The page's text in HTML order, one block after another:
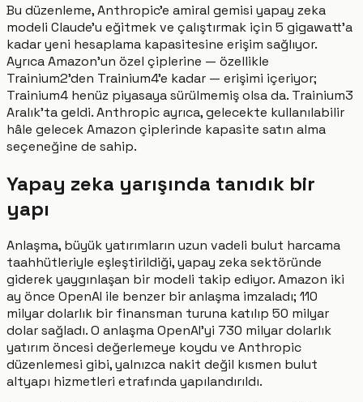
Bu düzenleme, Anthropic'e amiral gemisi yapay zeka
modeli Claude'u eğitmek ve çalıştırmak için 5 gigawatt'a
kadar yeni hesaplama kapasitesine erişim sağlıyor.
Ayrıca Amazon'un özel çiplerine — özellikle
Trainium2'den Trainium4'e kadar — erişimi içeriyor;
Trainium4 henüz piyasaya sürülmemiş olsa da. Trainium3
Aralık'ta geldi. Anthropic ayrıca, gelecekte kullanılabilir
hâle gelecek Amazon çiplerinde kapasite satın alma
seçeneğine de sahip.
Yapay zeka yarışında tanıdık bir
yapı
Anlaşma, büyük yatırımların uzun vadeli bulut harcama
taahhütleriyle eşleştirildiği, yapay zeka sektöründe
giderek yaygınlaşan bir modeli takip ediyor. Amazon iki
ay önce OpenAI ile benzer bir anlaşma imzaladı; 110
milyar dolarlık bir finansman turuna katılıp 50 milyar
dolar sağladı. O anlaşma OpenAI'yi 730 milyar dolarlık
yatırım öncesi değerlemeye koydu ve Anthropic
düzenlemesi gibi, yalnızca nakit değil kısmen bulut
altyapı hizmetleri etrafında yapılandırıldı.